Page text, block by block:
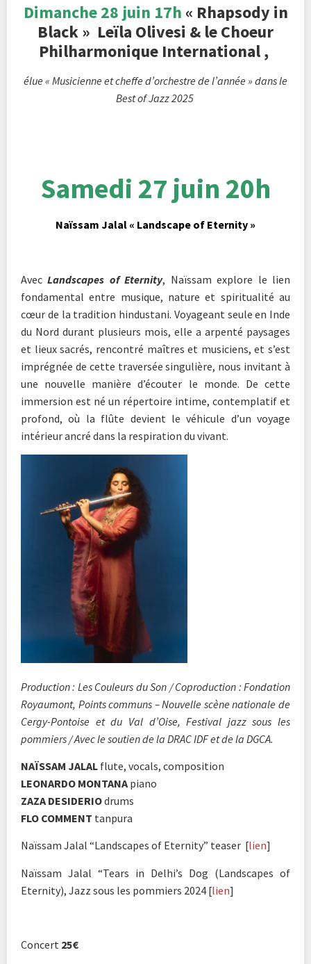
Dimanche 28 juin 17h « Rhapsody in
Black » Leïla Olivesi & le Choeur
Philharmonique International ,
élue « Musicienne et cheffe d’orchestre de l’année » dans le
Best of Jazz 2025
Samedi 27 juin 20h
Naïssam Jalal « Landscape of Eternity »
AvecLandscapes of Eternity, Naïssam explore le lien
fondamental entre musique, nature et spiritualité au
cœur de la tradition hindustani. Voyageant seule en Inde
du Nord durant plusieurs mois, elle a arpenté paysages
et lieux sacrés, rencontré maîtres et musiciens, et s’est
imprégnée de cette traversée singulière, nous invitant à
une nouvelle manière d’écouter le monde. De cette
immersion est né un répertoire intime, contemplatif et
profond, où la flûte devient le véhicule d’un voyage
intérieur ancré dans la respiration du vivant.
Production : Les Couleurs du Son / Coproduction : Fondation
Royaumont, Points communs – Nouvelle scène nationale de
Cergy-Pontoise et du Val d’Oise, Festival jazz sous les
pommiers / Avec le soutien de la DRAC IDF et de la DGCA.
NAÏSSAM JALAL flute, vocals, composition
LEONARDO MONTANA piano
ZAZA DESIDERIOdrums
FLO COMMENT tanpura
Naïssam Jalal “Landscapes of Eternity” teaser [lien]
Naïssam Jalal “Tears in Delhi’s Dog (Landscapes of
Eternity), Jazz sous les pommiers 2024 [lien]
Concert 25€